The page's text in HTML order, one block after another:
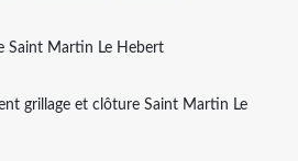
Saint Martin Le Hebert
grillage et clôture Saint Martin Le